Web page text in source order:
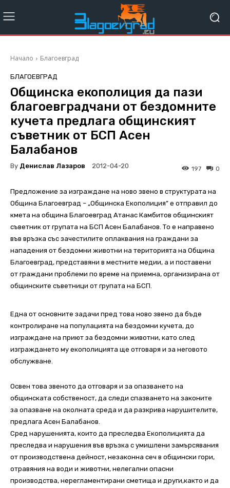
Начало Благоевград
БЛАГОЕВГРАД
Общинска екополиция да пази
благоевградчани от бездомните
кучета предлага общинският
съветник от БСП Асен
Балабанов
By Денислав Лазаров 2012-04-20 0
197
Предложение за изграждане на ново звено в структурата на
Община Благоевград – „Общинска Екополиция” е отправил до
кмета на община Благоевград Атанас Камбитов общинският
съветник от групата на БСП Асен Балабанов. То е направено
във връзка със зачестилите оплаквания на граждани за
нападения от бездомни животни на територията на Община
Благоевград, представяни в местните медии, а и поставени
от граждани проблеми по време на приемна, организирана от
общинските съветници от групата на БСП.
Една от основните задачи пред това ново звено да бъде
контролиране на популацията на бездомни кучета, до
изграждане на приют за бездомни животни, като след
изграждането му екополицията ще отговаря и за неговото
обслужване.
Освен това звеното да отговаря и за опазването на
общинската собственост, да следи спазването на законите
за опазване на околната среда и да разкрива нарушителите,
предлага Асен Балабанов.
Сред нарушенията, които да преследва Екополицията да
преследва и нарушения във връзка с умишлени замърсявания
от производствена дейност, незаконна сеч в общински гори,
отравяния на води и животни, нелегални опасни
производства, нерегламентирани сметища и други,както и да